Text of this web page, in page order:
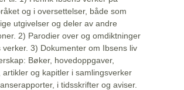
og i oversettelser, både som
utgivelser og deler av andre
2) Parodier over og omdiktninger
verker. 3) Dokumenter om Ibsens liv
Bøker, hovedoppgaver,
artikler og kapitler i samlingsverker
i tidsskrifter og aviser.